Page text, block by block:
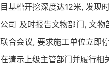
目基槽开挖深度达12米, 发现
公司 及时报告文物部门, 文物
联合会议, 要求施工单位立即
在请示上级主管部门并履行相